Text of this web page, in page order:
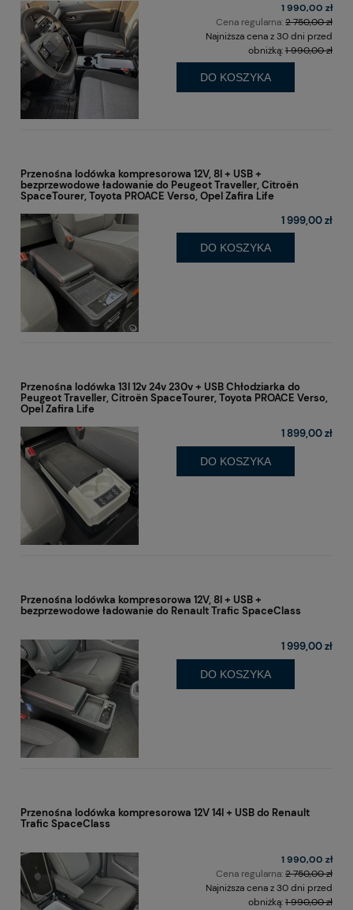
1 990,00 zł
Cena regularna:2 750,00 zł
Najniższa cena z 30 dni przed
obniżką:1 990,00 zł
DO KOSZYKA
Przenośna lodówka kompresorowa 12V, 8l + USB +
bezprzewodowe ładowanie do Peugeot Traveller, Citroën
SpaceTourer, Toyota PROACE Verso, Opel Zafira Life
1 999,00 zł
DO KOSZYKA
Przenośna lodówka 13l 12v 24v 230v + USB Chłodziarka do
Peugeot Traveller, Citroën SpaceTourer, Toyota PROACE Verso,
Opel Zafira Life
1 899,00 zł
DO KOSZYKA
Przenośna lodówka kompresorowa 12V, 8l + USB +
bezprzewodowe ładowanie do Renault Trafic SpaceClass
1 999,00 zł
DO KOSZYKA
Przenośna lodówka kompresorowa 12V 14l + USB do Renault
Trafic SpaceClass
1 990,00 zł
Cena regularna:2 750,00 zł
Najniższa cena z 30 dni przed
obniżką:1 990,00 zł